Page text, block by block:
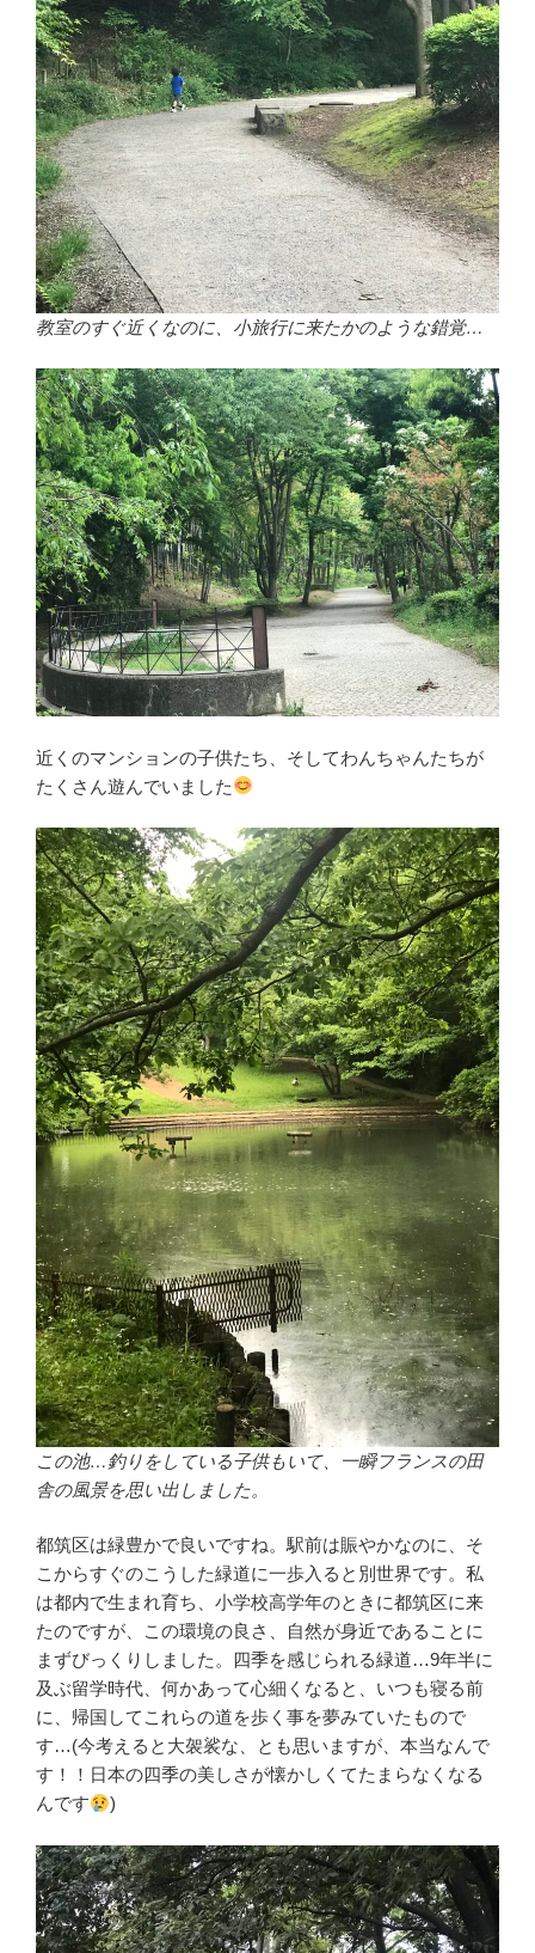
教室のすぐ近くなのに、小旅行に来たかのような錯覚…
近くのマンションの子供たち、そしてわんちゃんたちが
たくさん遊んでいました
この池…釣りをしている子供もいて、一瞬フランスの田
舎の風景を思い出しました。
都筑区は緑豊かで良いですね。駅前は賑やかなのに、そ
こからすぐのこうした緑道に一歩入ると別世界です。私
は都内で生まれ育ち、小学校高学年のときに都筑区に来
たのですが、この環境の良さ、自然が身近であることに
まずびっくりしました。四季を感じられる緑道…9年半に
及ぶ留学時代、何かあって心細くなると、いつも寝る前
に、帰国してこれらの道を歩く事を夢みていたもので
す…(今考えると大袈裟な、とも思いますが、本当なんで
す！！日本の四季の美しさが懐かしくてたまらなくなる
んです
)